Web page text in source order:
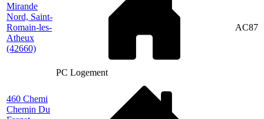
Mirande
Nord, Saint-
Romain-les-
Atheux
(42660)
PC Logement
AC87
460 Chemi
Chemin Du